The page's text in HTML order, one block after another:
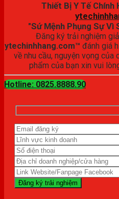
Thiết Bị Y Tế Chính
"Sứ Mệnh Phụng Sự Vì
Đăng ký trải nghiệm
ytechinhhang.com™ đánh giá
về nhu cầu, nguyện vọng
phẩm của bạn xin vui
Hotline: 0825.8888.90